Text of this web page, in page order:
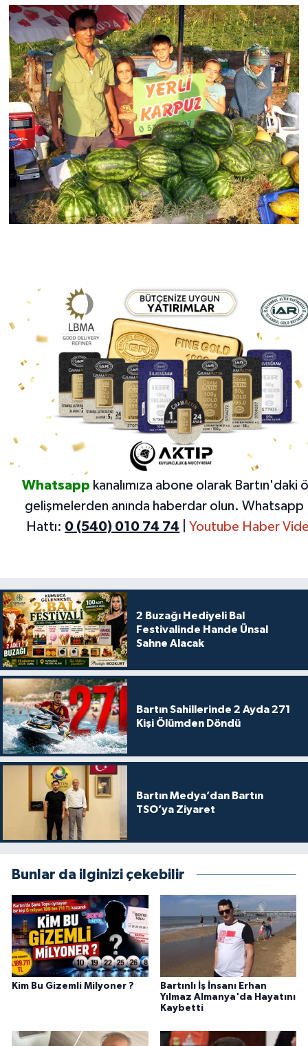
Whatsapp kanalımıza abone olarak Bartın'daki
gelişmelerden anında haberdar olun. Whatsapp
Hattı: 0 (540) 010 74 74 Youtube Haber
2 Buzağı Hediyeli Bal
Festivalinde Hande Ünsal
Sahne Alacak
Bartın Sahillerinde 2 Ayda 271
Kişi Ölümden Döndü
Bartın Medya’dan Bartın
TSO’ya Ziyaret
Bunlar da ilginizi çekebilir
Kim Bu Gizemli Milyoner ?
Bartınlı İş İnsanı Erhan
Yılmaz Almanya'da Hayatını
Kaybetti